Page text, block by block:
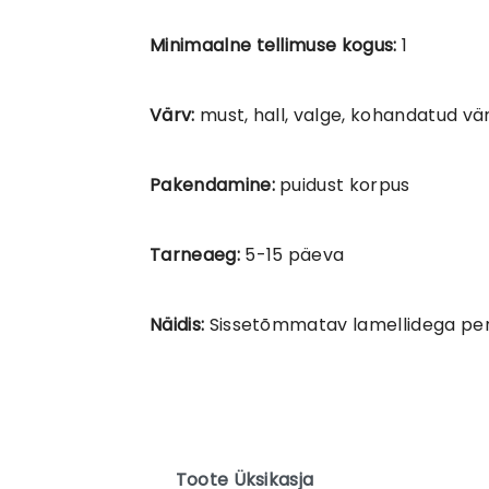
Minimaalne tellimuse kogus: 1
Värv: must, hall, valge, kohandatud
Pakendamine: puidust korpus
Tarneaeg: 5-15 päeva
Näidis: Sissetõmmatav lamellidega
Toote Üksikasja